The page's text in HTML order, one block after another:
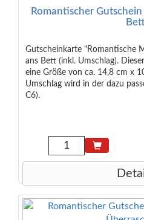
Romantischer
Gutscheinkarte "Romantische
ans Bett (inkl. Umschlag).
eine Größe von ca. 14,8 cm x
Umschlag wird in der dazu
C6).